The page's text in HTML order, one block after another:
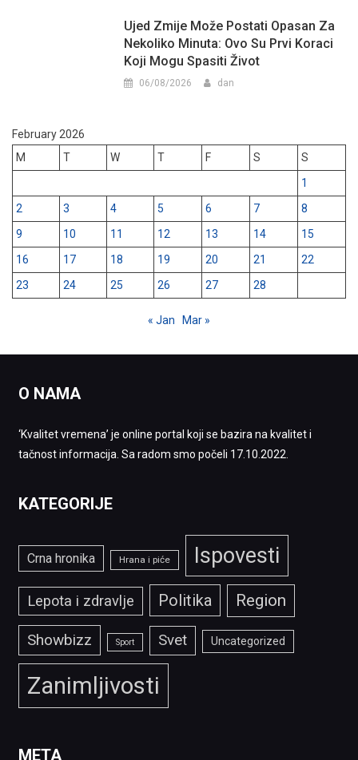
Ujed Zmije Može Postati Opasan Za
Nekoliko Minuta: Ovo Su Prvi Koraci
Koji Mogu Spasiti Život
06/08/2026 dan
February 2026
M
T W T F S
S
1
2
3 4 5 6 7
8
9
10 11 12 13 14
15
16
17 18 19 20 21
22
23
24 25 26 27 28
« Jan Mar »
O NAMA
‘Kvalitet vremena’ je online portal koji se bazira na kvalitet i
tačnost informacija. Sa radom smo počeli 17.10.2022.
KATEGORIJE
Crna hronika Hrana i piće Ispovesti
Lepota i zdravlje Politika Region
Showbizz Sport Svet Uncategorized
Zanimljivosti
META